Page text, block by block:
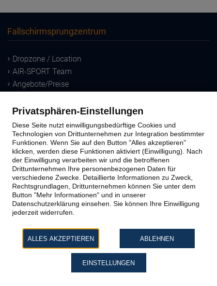
Fallschirmsprungzentrum
Dropzone / Location
AIR-SPORT Team
Angebote/Preise
Sprungausbildung
Ausbildungs-Methoden
Windtunnel
Schnupperkurs
Lizenzausbildung
Kontakt zu AIR-SPORT
Büro & Sprungplatz
Impressum
Privatsphären-Einstellungen
Diese Seite nutzt einwilligungsbedürftige Cookies und
Technologien von Drittunternehmen zur Integration bestimmter
Funktionen. Wenn Sie auf den Button "Alles akzeptieren"
klicken, werden diese Funktionen aktiviert (Einwilligung). Nach
der Einwilligung verarbeiten wir und die betroffenen
Drittunternehmen Ihre personenbezogenen Daten für
verschiedene Zwecke. Detaillierte Informationen zu Zweck,
Rechtsgrundlagen, Drittunternehmen können Sie unter dem
Button "Mehr Informationen" und in unserer
Datenschutzerklärung einsehen. Sie können Ihre Einwilligung
jederzeit widerrufen.
ALLES AKZEPTIEREN ABLEHNEN
EINSTELLUNGEN